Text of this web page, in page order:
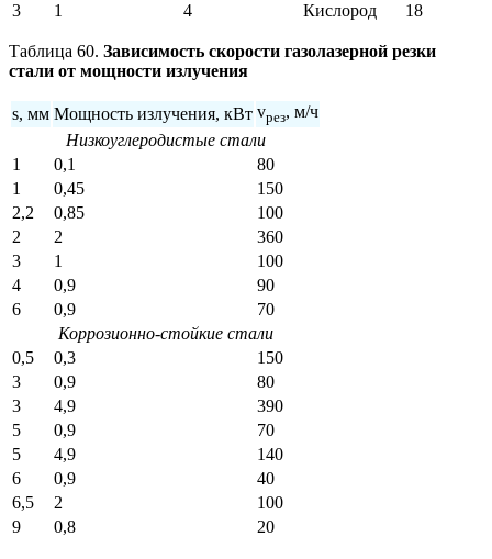
3
1 4 Кислород 18
Таблица 60. Зависимость скорости газолазерной резки
стали от мощности излучения
s, мм Мощность излучения, кВт vрез, м/ч
Низкоуглеродистые стали
1
0,1
80
1
0,45
150
2,2
0,85
100
2
2
360
3
1
100
4
0,9
90
6
0,9
70
Коррозионно-стойкие стали
0,5
0,3
150
3
0,9
80
3
4,9
390
5
0,9
70
5
4,9
140
6
0,9
40
6,5
2
100
9
0,8 20